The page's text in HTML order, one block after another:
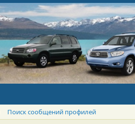
Поиск сообщений профилей